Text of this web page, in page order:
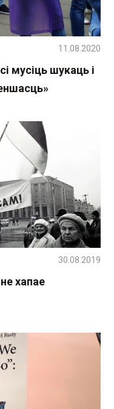
мусіць шукаць і
11.08.2020
хапае
30.08.2019